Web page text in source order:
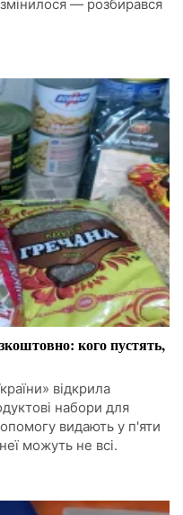
— розбирався
кого пустять,
відкрила
набори для
видають у п'яти
можуть не всі.